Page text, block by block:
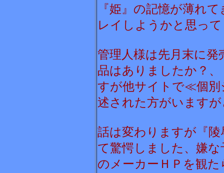
『姫』の記憶が薄れ
レイしようかと思っ
管理人様は先月末に
品はありましたか？
すが他サイトで≪個
述された方がいます
話は変わりますが『
て驚愕しました、嫌
のメーカーＨＰを観